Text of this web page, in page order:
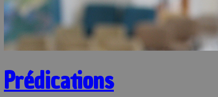
Prédications